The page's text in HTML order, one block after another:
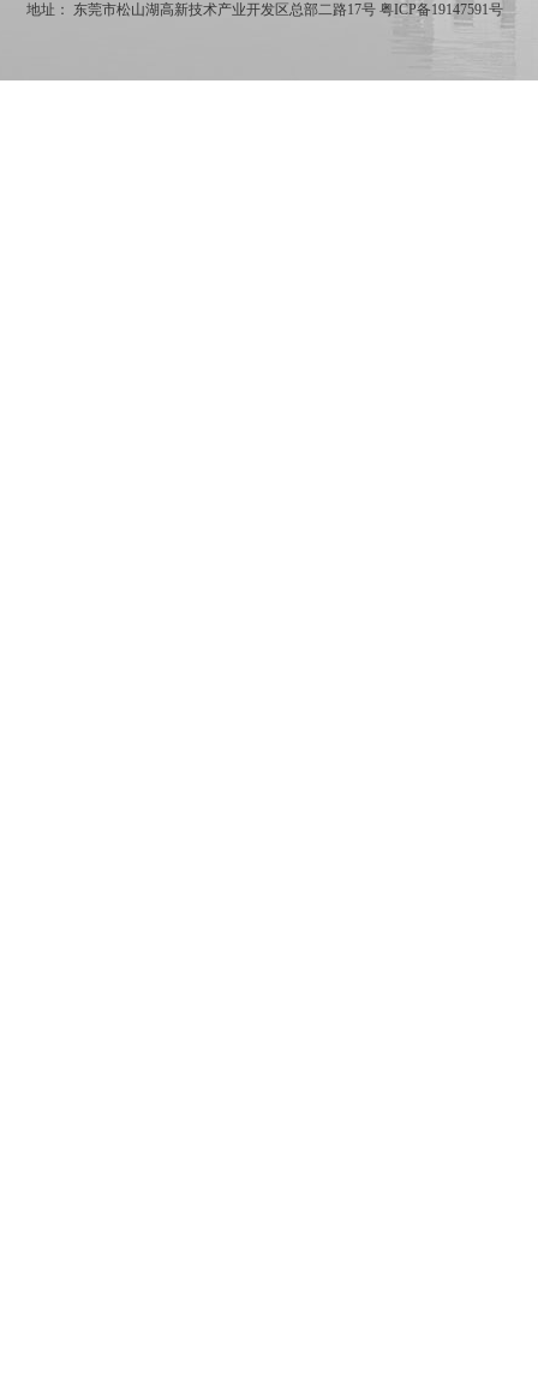
地址： 东莞市松山湖高新技术产业开发区总部二路17号 粤ICP备19147591号